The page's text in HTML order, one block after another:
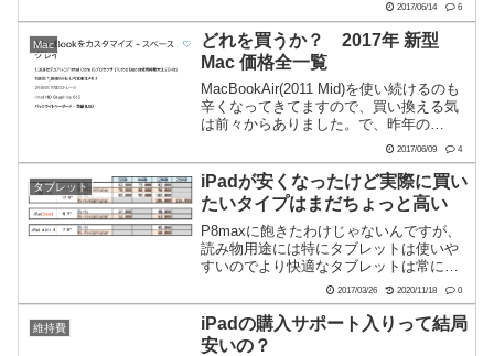
2017/06/14 6
Mac
どれを買うか？ 2017年 新型
Mac 価格全一覧
MacBookAir(2011 Mid)を使い続けるのも
辛くなってきてますので、買い換える気
は前々からありました。で、昨年の
MacBookProを狙ってたんですが、
TouchBarってどうなの？USB-C一本で使
うにはハブとかゴチャゴチャい...
2017/06/09 4
タブレット
iPadが安くなったけど実際に買い
たいタイプはまだちょっと高い
P8maxに飽きたわけじゃないんですが、
読み物用途には特にタブレットは使いや
すいのでより快適なタブレットは常に探
し中です。えぇ老眼なおっさんですか
ら。 そんな時にiPadが3万円台からのお
手軽価格に！というニュースが。Apple
(日本) ...
2017/03/26 2020/11/18 0
維持費
iPadの購入サポート入りって結局
安いの？